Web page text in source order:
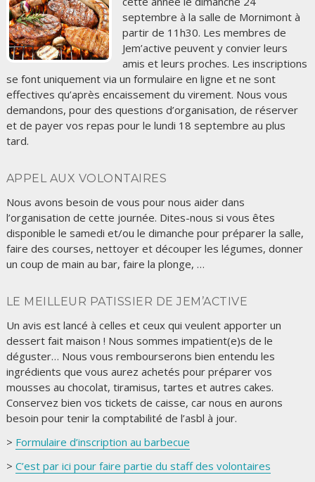
septembre à la salle de Mornimont à
partir de 11h30. Les membres de
Jem’active peuvent y convier leurs
amis et leurs proches. Les inscriptions
se font uniquement via un formulaire en ligne et ne sont
effectives qu’après encaissement du virement. Nous vous
demandons, pour des questions d’organisation, de réserver
et de payer vos repas pour le lundi 18 septembre au plus
tard.
APPEL AUX VOLONTAIRES
Nous avons besoin de vous pour nous aider dans
l’organisation de cette journée. Dites-nous si vous êtes
disponible le samedi et/ou le dimanche pour préparer la salle,
faire des courses, nettoyer et découper les légumes, donner
un coup de main au bar, faire la plonge, …
LE MEILLEUR PATISSIER DE JEM’ACTIVE
Un avis est lancé à celles et ceux qui veulent apporter un
dessert fait maison ! Nous sommes impatient(e)s de le
déguster… Nous vous rembourserons bien entendu les
ingrédients que vous aurez achetés pour préparer vos
mousses au chocolat, tiramisus, tartes et autres cakes.
Conservez bien vos tickets de caisse, car nous en aurons
besoin pour tenir la comptabilité de l’asbl à jour.
> Formulaire d’inscription au barbecue
> C’est par ici pour faire partie du staff des volontaires